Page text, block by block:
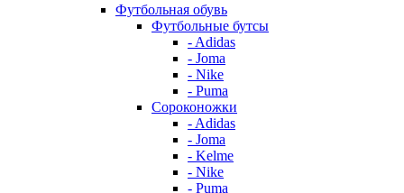
Футбольная обувь
Футбольные бутсы
- Adidas
- Joma
- Nike
- Puma
Сороконожки
- Adidas
- Joma
- Kelme
- Nike
- Puma